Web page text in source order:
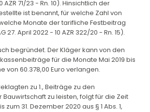
71/23 - Rn. 10). Hinsichtlich der
ist benannt, für welche Zahl von
Monate der tarifliche Festbeitrag
27. April 2022 - 10 AZR 322/20 - Rn. 15).
begründet. Der Kläger kann von den
für die Monate Mai 2019 bis
von 60.378,00 Euro verlangen.
zu 1., Beiträge zu den
Bauwirtschaft zu leisten, folgt für die Zeit
zum 31. Dezember 2020 aus § 1 Abs. 1,